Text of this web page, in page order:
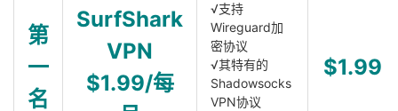
第
一
名
SurfShark
VPN
$1.99/每
√支持
Wireguard加
密协议
√其特有的
Shadowsocks
VPN协议
$1.99